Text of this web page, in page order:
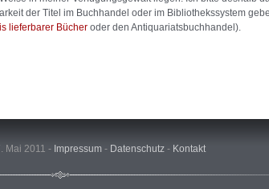
der Titel im Buchhandel oder im Bibliothekssystem
lieferbarer Bücher oder den Antiquariatsbuchhandel).
Mai 2011 - Impressum - Datenschutz - Kontakt